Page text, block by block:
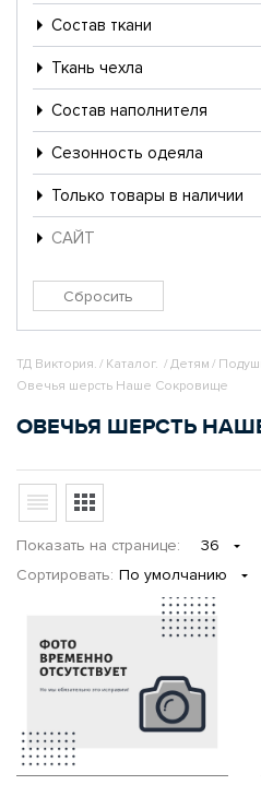
Состав ткани
Ткань чехла
Состав наполнителя
Сезонность одеяла
Только товары в наличии
САЙТ
ТД Виктория. / Каталог. / Детям /
Овечья шерсть Наше Сокровище
ОВЕЧЬЯ ШЕРСТЬ
Показать на странице:
36
Сортировать: По умолчанию